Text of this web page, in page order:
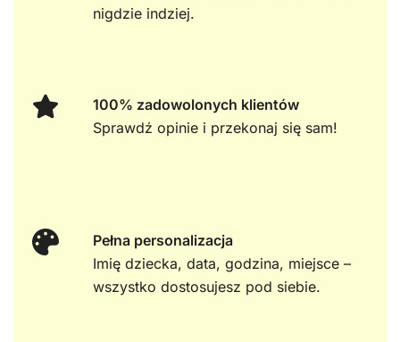
nigdzie indziej.
100% zadowolonych klientów
Sprawdź opinie i przekonaj się sam!
Pełna personalizacja
Imię dziecka, data, godzina, miejsce –
wszystko dostosujesz pod siebie.